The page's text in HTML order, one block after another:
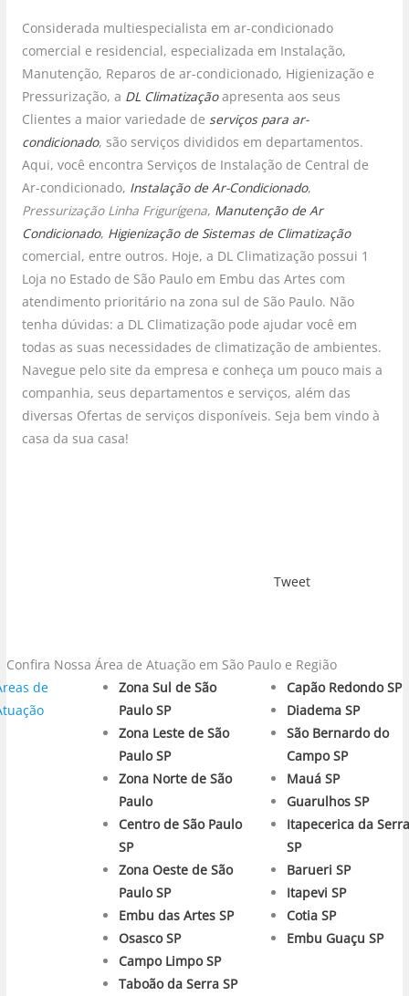
Considerada multiespecialista em ar-condicionado
comercial e residencial, especializada em Instalação,
Manutenção, Reparos de ar-condicionado, Higienização e
Pressurização, a DL Climatizaçãoapresenta aos seus
Clientes a maior variedade de serviços para ar-
condicionado, são serviços divididos em departamentos.
Aqui, você encontra Serviços de Instalação de Central de
Ar-condicionado, Instalação de Ar-Condicionado,
Pressurização Linha Frigurígena, Manutenção de Ar
Condicionado, Higienização de Sistemas de Climatização
comercial, entre outros. Hoje, a DL Climatização possui 1
Loja no Estado de São Paulo em Embu das Artes com
atendimento prioritário na zona sul de São Paulo. Não
tenha dúvidas: a DL Climatização pode ajudar você em
todas as suas necessidades de climatização de ambientes.
Navegue pelo site da empresa e conheça um pouco mais a
companhia, seus departamentos e serviços, além das
diversas Ofertas de serviços disponíveis. Seja bem vindo à
casa da sua casa!
Tweet
Confira Nossa Área de Atuação em São Paulo e Região
de
Zona Sul de São
Paulo SP
Zona Leste de São
Paulo SP
Zona Norte de São
Paulo
Centro de São Paulo
SP
Zona Oeste de São
Paulo SP
Embu das Artes SP
Osasco SP
Campo Limpo SP
Taboão da Serra SP
Capão Redondo SP
Diadema SP
São Bernardo do
Campo SP
Mauá SP
Guarulhos SP
Itapecerica da Serra
SP
Barueri SP
Itapevi SP
Cotia SP
Embu Guaçu SP